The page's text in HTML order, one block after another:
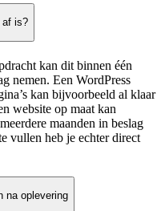
af is?
kan dit binnen één
nemen. Een WordPress
kan bijvoorbeeld al klaar
website op maat kan
maanden in beslag
vullen heb je echter direct
na oplevering